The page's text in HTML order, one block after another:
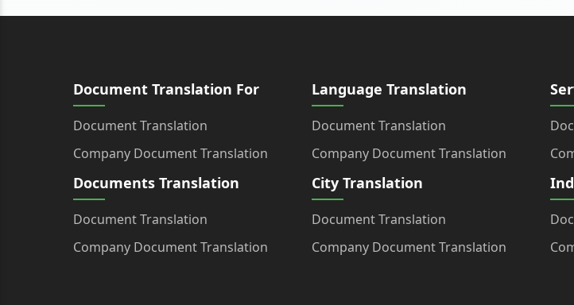
Document Translation For
Document Translation
Company Document Translation
Documents Translation
Document Translation
Company Document Translation
Language Translation
Document Translation
Company Document Translation
City Translation
Document Translation
Company Document Translation